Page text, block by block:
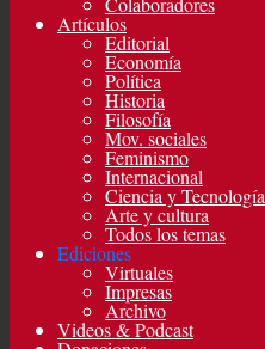
Artículos
Editorial
Economía
Política
Historia
Filosofía
Mov. sociales
Feminismo
Internacional
Ciencia y Tecnología
Arte y cultura
Todos los temas
Ediciones
Virtuales
Impresas
Archivo
Videos & Podcast